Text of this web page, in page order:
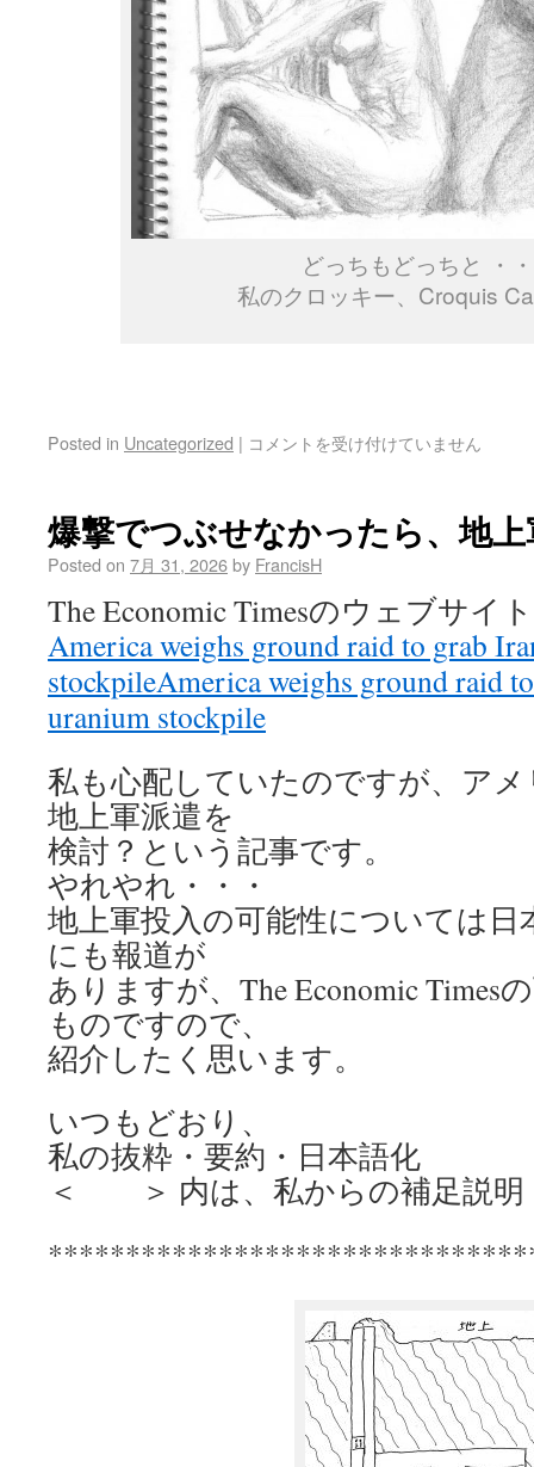
どっちもどっちと ・
私のクロッキー、Croquis
Posted in Uncategorized | コメントを受け付けていません
爆撃でつぶせなかったら、地
Posted on 7月 31, 2026by FrancisH
The Economic Timesのウェブサイ
America weighs ground raid to grab
stockpileAmerica weighs ground raid
uranium stockpile
私も心配していたのですが、ア
地上軍派遣を
検討？という記事です。
やれやれ・・・
地上軍投入の可能性については
にも報道が
ありますが、The Economic Times
ものですので、
紹介したく思います。
いつもどおり、
私の抜粋・要約・日本語化
＜ ＞ 内は、私からの補足説明